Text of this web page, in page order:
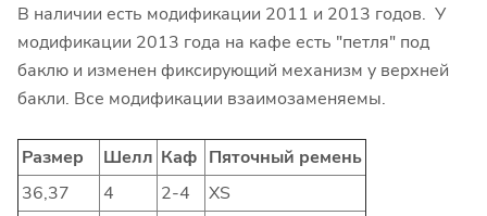
В наличии есть модификации 2011 и 2013 годов. У
модификации 2013 года на кафе есть "петля" под
баклю и изменен фиксирующий механизм у верхней
бакли. Все модификации взаимозаменяемы.
Размер Шелл Каф Пяточный ремень
36,37
4 2-4
XS